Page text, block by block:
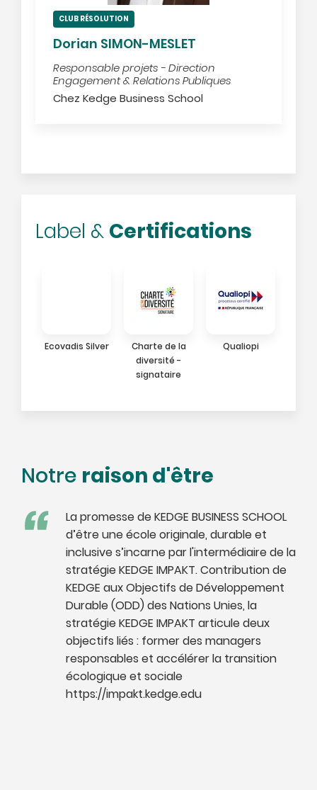
CLUB RÉSOLUTION
Dorian SIMON-MESLET
Responsable projets - Direction
Engagement & Relations Publiques
Chez Kedge Business School
Label &Certifications
Ecovadis Silver
Charte de la
diversité -
signataire
Qualiopi
Notreraison d'être
La promesse de KEDGE BUSINESS SCHOOL
d’être une école originale, durable et
inclusive s’incarne par l'intermédiaire de la
stratégie KEDGE IMPAKT. Contribution de
KEDGE aux Objectifs de Développement
Durable (ODD) des Nations Unies, la
stratégie KEDGE IMPAKT articule deux
objectifs liés : former des managers
responsables et accélérer la transition
écologique et sociale
https://impakt.kedge.edu